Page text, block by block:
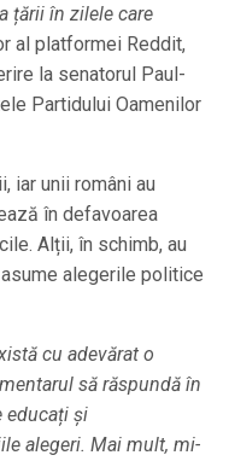
țării în zilele care
al platformei Reddit,
la senatorul Paul-
Partidului Oamenilor
iar unii români au
în defavoarea
Alții, în schimb, au
alegerile politice
cu adevărat o
să răspundă în
educați și
alegeri. Mai mult, mi-